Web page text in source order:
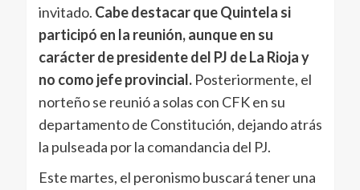
invitado. Cabe destacar que Quintela si
participó en la reunión, aunque en su
carácter de presidente del PJ de La Rioja y
no como jefe provincial. Posteriormente, el
norteño se reunió a solas con CFK en su
departamento de Constitución, dejando atrás
la pulseada por la comandancia del PJ.
Este martes, el peronismo buscará tener una